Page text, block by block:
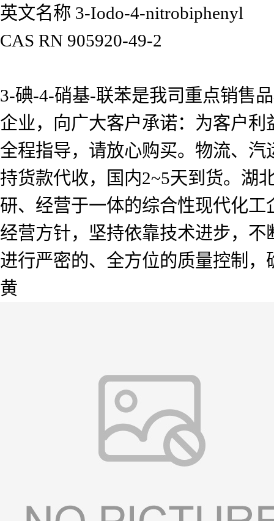
英文名称 3-Iodo-4-nitrobiphenyl
CAS RN 905920-49-2
3-碘-4-硝基-联苯是我司重点销售
企业，向广大客户承诺：为客户
全程指导，请放心购买。物流、
持货款代收，国内2~5天到货。湖
研、经营于一体的综合性现代化
经营方针，坚持依靠技术进步，
进行严密的、全方位的质量控制
黄